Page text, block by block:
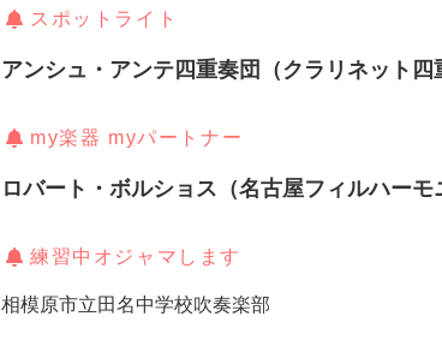
スポットライト
アンシュ・アンテ四重奏団（クラリネット四
my楽器 myパートナー
ロバート・ボルショス（名古屋フィルハーモ
練習中オジャマします
相模原市立田名中学校吹奏楽部